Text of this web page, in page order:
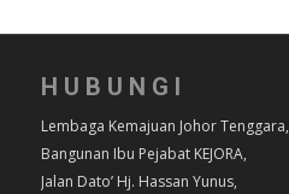
HUBUNGI
Lembaga Kemajuan Johor Tenggara,
Bangunan Ibu Pejabat KEJORA,
Jalan Dato’ Hj. Hassan Yunus,